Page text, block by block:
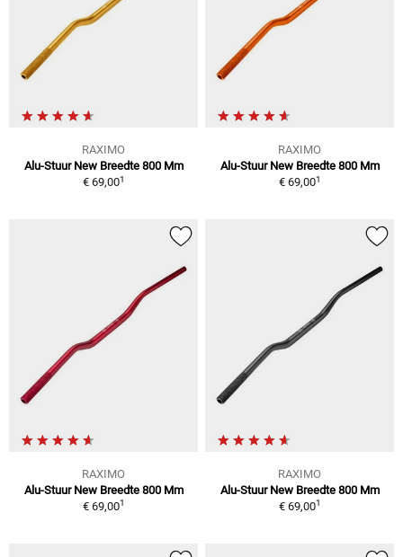
RAXIMO
Alu-Stuur New Breedte 800 Mm
€ 69,001
RAXIMO
Alu-Stuur New Breedte 800 Mm
€ 69,001
RAXIMO
Alu-Stuur New Breedte 800 Mm
€ 69,001
RAXIMO
Alu-Stuur New Breedte 800 Mm
€ 69,001